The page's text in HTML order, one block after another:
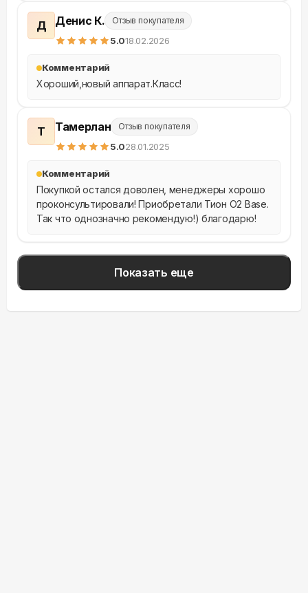
Д Денис К. Отзыв покупателя
5.018.02.2026
Комментарий
Хороший,новый аппарат.Класс!
Т Тамерлан Отзыв покупателя
5.028.01.2025
Комментарий
Покупкой остался доволен, менеджеры хорошо
проконсультировали! Приобретали Тион O2 Base.
Так что однозначно рекомендую!) благодарю!
Показать еще